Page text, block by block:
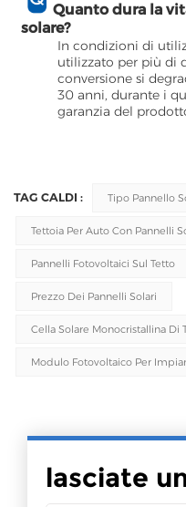
Quanto dura la
solare?
In condizioni di
utilizzato per più di
conversione si
30 anni, durante i
garanzia del
TAG CALDI : Tipo Pannello
Tettoia Per Auto Con Pannelli
Pannelli Fotovoltaici Sul Tetto
Prezzo Dei Pannelli Solari
Cella Solare Monocristallina Di
Modulo Fotovoltaico Per
lasciate